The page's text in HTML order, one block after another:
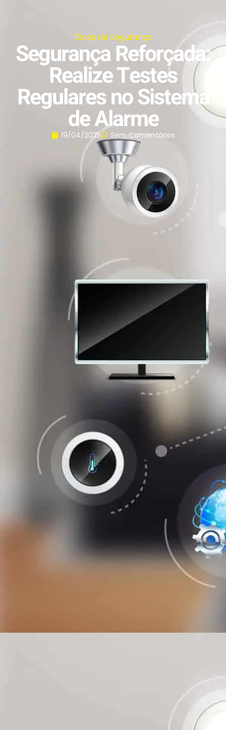
Dicas de Segurança
Segurança Reforçada:
Realize Testes
Regulares no Sistema
de Alarme
19/04/2025 Sem Comentários